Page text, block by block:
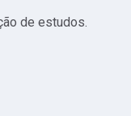
de estudos.